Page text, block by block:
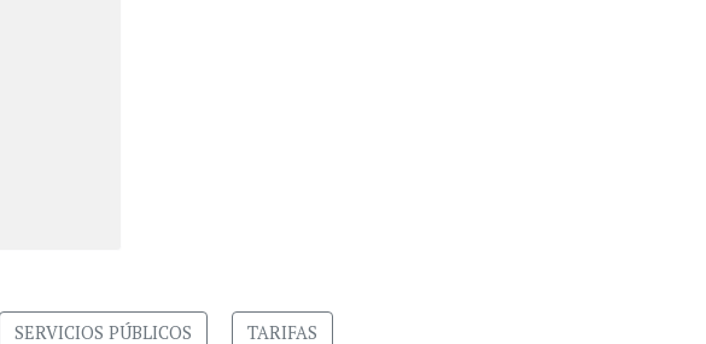
SERVICIOS PÚBLICOS TARIFAS